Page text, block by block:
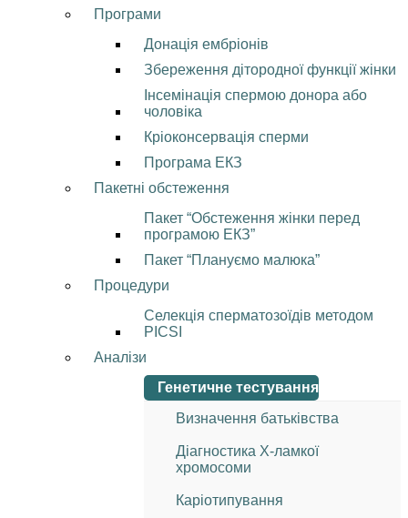
Програми
Донація ембріонів
Збереження дітородної функції жінки
Інсемінація спермою донора або
чоловіка
Кріоконсервація сперми
Програма ЕКЗ
Пакетні обстеження
Пакет “Обстеження жінки перед
програмою ЕКЗ”
Пакет “Плануємо малюка”
Процедури
Селекція сперматозоїдів методом
PICSI
Аналізи
Генетичне тестування
Визначення батьківства
Діагностика Х-ламкої
хромосоми
Каріотипування